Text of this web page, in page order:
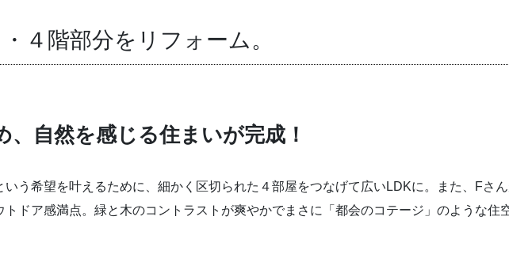
４階部分をリフォーム。
自然を感じる住まいが完成！
う希望を叶えるために、細かく区切られた４部屋をつなげて広いLDKに。また、Fさ
ドア感満点。緑と木のコントラストが爽やかでまさに「都会のコテージ」のような住